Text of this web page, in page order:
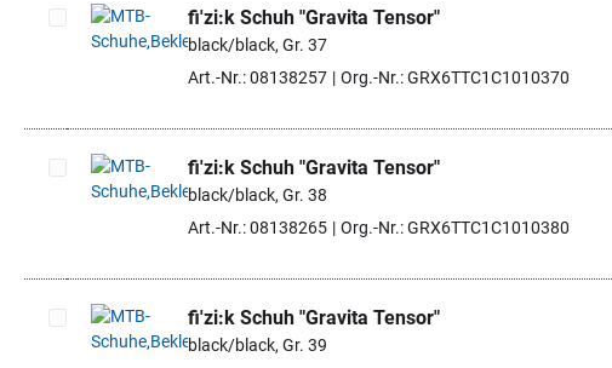
Artikel auswählen
fi'zi:k Schuh "Gravita Tensor"
black/black, Gr. 37
Art.-Nr.: 08138257
Org.-Nr.: GRX6TTC1C1010370
Artikel auswählen
fi'zi:k Schuh "Gravita Tensor"
black/black, Gr. 38
Art.-Nr.: 08138265
Org.-Nr.: GRX6TTC1C1010380
fi'zi:k Schuh "Gravita Tensor"
black/black, Gr. 39